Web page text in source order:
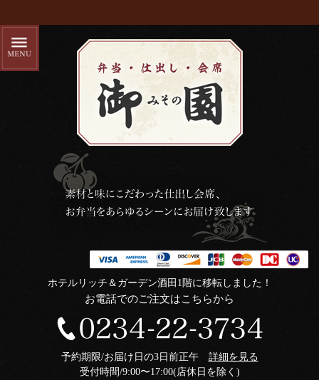
ホテルリッチ＆ガーデン酒田1階に移転しました！
お電話でのご注文はこちらから
予約期限/お届け日の3日前正午 詳細を見る
受付時間/9:00〜17:00(店休日を除く)